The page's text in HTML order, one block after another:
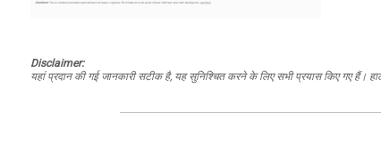
Disclaimer:
यहां प्रदान की गई जानकारी सटीक है, यह सुनिश्चित करने के लिए सभी प्रयास किए गए हैं।